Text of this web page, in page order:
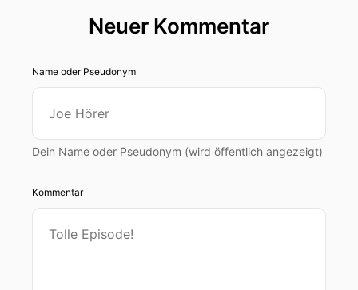
Neuer Kommentar
Name oder Pseudonym
Dein Name oder Pseudonym (wird öffentlich angezeigt)
Kommentar